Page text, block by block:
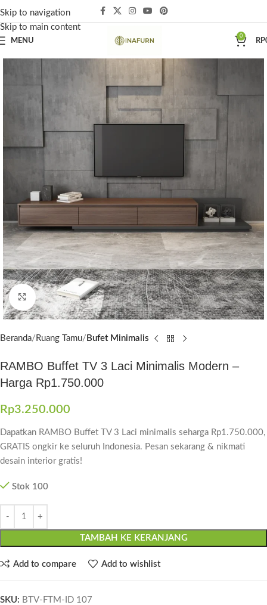
Skip to navigation
Skip to main content
MENU
0
RP
Click to enlarge
Beranda Ruang Tamu Bufet Minimalis
RAMBO Buffet TV 3 Laci Minimalis Modern –
Harga Rp1.750.000
Rp3.250.000
Dapatkan RAMBO Buffet TV 3 Laci minimalis seharga Rp1.750.000,
GRATIS ongkir ke seluruh Indonesia. Pesan sekarang & nikmati
desain interior gratis!
Stok 100
TAMBAH KE KERANJANG
Add to compare Add to wishlist
SKU: BTV-FTM-ID 107